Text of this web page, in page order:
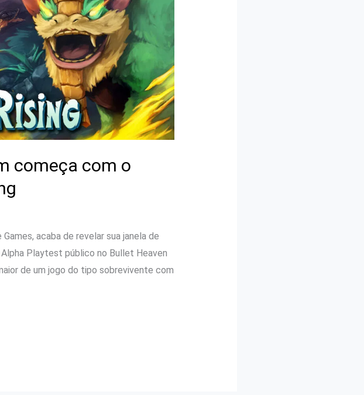
começa com o
acaba de revelar sua janela de
Playtest público no Bullet Heaven
de um jogo do tipo sobrevivente com